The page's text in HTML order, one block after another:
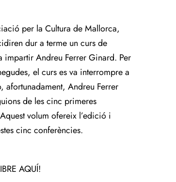
per la Cultura de Mallorca,
dur a terme un curs de
impartir Andreu Ferrer Ginard. Per
el curs es va interrompre a
afortunadament, Andreu Ferrer
de les cinc primeres
volum ofereix l’edició i
cinc conferències.
AQUÍ!